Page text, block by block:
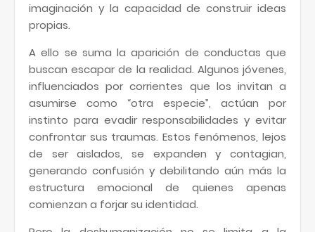
imaginación y la capacidad de construir ideas
propias.
A ello se suma la aparición de conductas que
buscan escapar de la realidad. Algunos jóvenes,
influenciados por corrientes que los invitan a
asumirse como “otra especie”, actúan por
instinto para evadir responsabilidades y evitar
confrontar sus traumas. Estos fenómenos, lejos
de ser aislados, se expanden y contagian,
generando confusión y debilitando aún más la
estructura emocional de quienes apenas
comienzan a forjar su identidad.